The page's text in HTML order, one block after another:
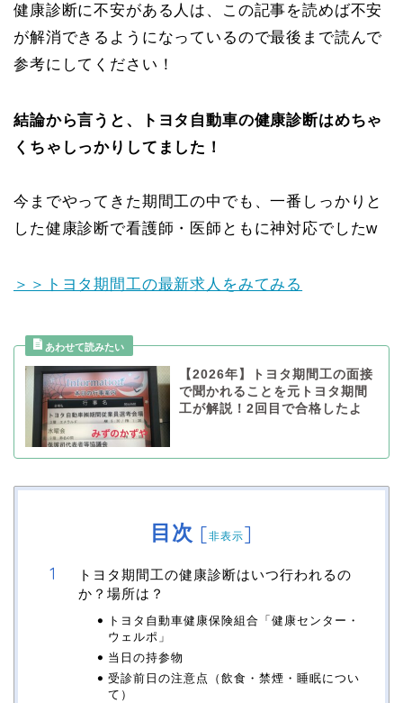
健康診断に不安がある人は、この記事を読めば不安
が解消できるようになっているので最後まで読んで
参考にしてください！
結論から言うと、トヨタ自動車の健康診断はめちゃ
くちゃしっかりしてました！
今までやってきた期間工の中でも、一番しっかりと
した健康診断で看護師・医師ともに神対応でしたw
＞＞トヨタ期間工の最新求人をみてみる
【2026年】トヨタ期間工の面接
で聞かれることを元トヨタ期間
工が解説！2回目で合格したよ
目次 [非表示]
トヨタ期間工の健康診断はいつ行われるの
か？場所は？
トヨタ自動車健康保険組合「健康センター・
ウェルポ」
当日の持参物
受診前日の注意点（飲食・禁煙・睡眠につい
て）